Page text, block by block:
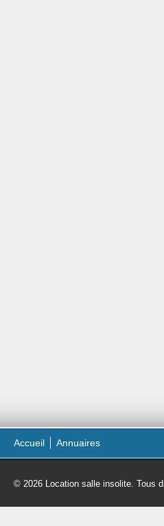
Accueil Annuaires
© 2026 Location salle insolite. Tous